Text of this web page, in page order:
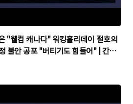
"웰컴 캐나다" 워킹홀리데이 절호의
불안 공포 "버티기도 힘들어" | 간추
캐나다코리안뉴스